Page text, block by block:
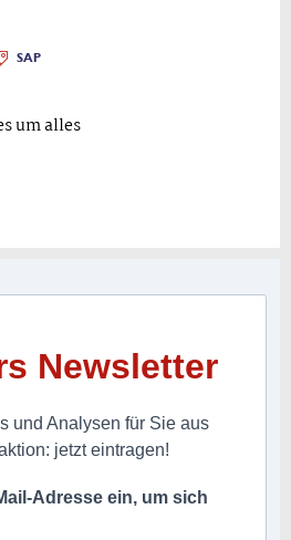
SAP
um alles
Newsletter
und Analysen für Sie aus
jetzt eintragen!
Adresse ein, um sich